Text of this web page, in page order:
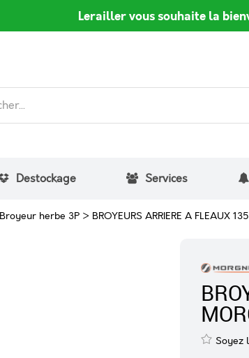
Lerailler vous souhaite la
Destockage Services
Broyeur herbe 3P > BROYEURS ARRIERE A FLEAUX
Soyez